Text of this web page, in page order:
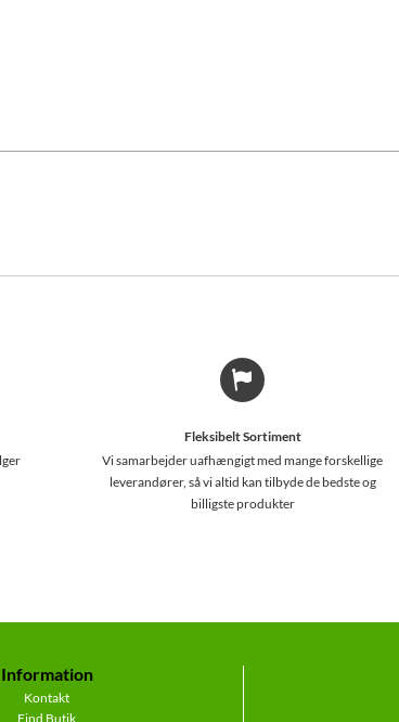
Fleksibelt Sortiment
Vi samarbejder uafhængigt med mange forskellige
leverandører, så vi altid kan tilbyde de bedste og
billigste produkter
Information
Kontakt
Find Butik